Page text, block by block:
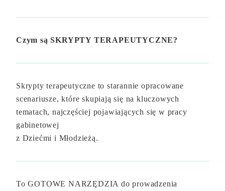
Czym są SKRYPTY TERAPEUTYCZNE?
Skrypty terapeutyczne to starannie opracowane
scenariusze, które skupiają się na kluczowych
tematach, najczęściej pojawiających się w pracy
gabinetowej
z Dziećmi i Młodzieżą.​​
To GOTOWE NARZĘDZIA do prowadzenia